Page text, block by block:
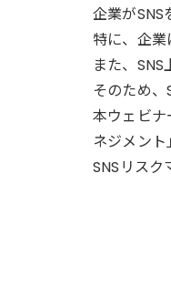
企業がSNS
特に、企
また、
そのため
本ウェビ
ネジメント
SNSリスク